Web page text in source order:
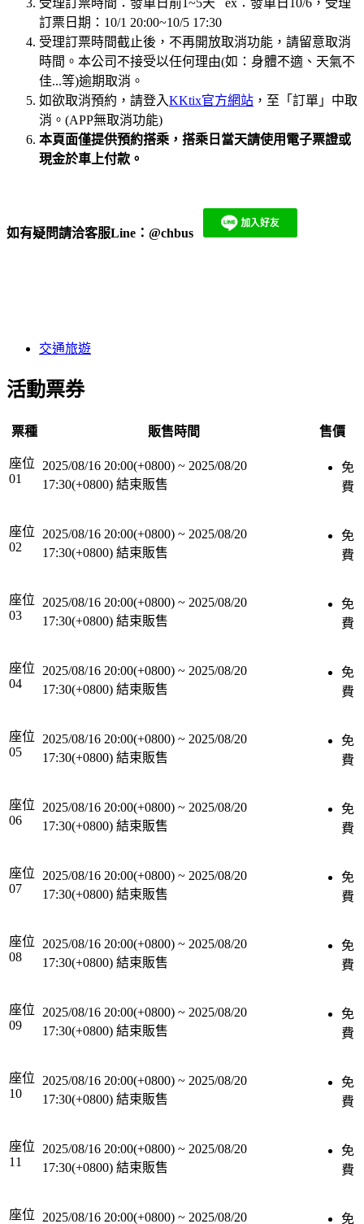
訂票日期：10/1 20:00~10/5 17:30
受理訂票時間截止後，不再開放取消功能，請留意取消
時間。本公司不接受以任何理由(如：身體不適、天氣不
佳...等)逾期取消。
如欲取消預約，請登入KKtix官方網站 ，至「訂單」中取
消。(APP無取消功能)
本頁面僅提供預約搭乘，搭乘日當天請使用電子票證或
現金於車上付款。
如有疑問請洽客服Line： @chbus
交通旅遊
活動票券
票種 販售時間 售價
座位
01
2025/08/16 20:00(+0800) ~ 2025/08/20
17:30(+0800) 結束販售
免
費
座位
02
2025/08/16 20:00(+0800) ~ 2025/08/20
17:30(+0800) 結束販售
免
費
座位
03
2025/08/16 20:00(+0800) ~ 2025/08/20
17:30(+0800) 結束販售
免
費
座位
04
2025/08/16 20:00(+0800) ~ 2025/08/20
17:30(+0800) 結束販售
免
費
座位
05
2025/08/16 20:00(+0800) ~ 2025/08/20
17:30(+0800) 結束販售
免
費
座位
06
2025/08/16 20:00(+0800) ~ 2025/08/20
17:30(+0800) 結束販售
免
費
座位
07
2025/08/16 20:00(+0800) ~ 2025/08/20
17:30(+0800) 結束販售
免
費
座位
08
2025/08/16 20:00(+0800) ~ 2025/08/20
17:30(+0800) 結束販售
免
費
座位
09
2025/08/16 20:00(+0800) ~ 2025/08/20
17:30(+0800) 結束販售
免
費
座位
10
2025/08/16 20:00(+0800) ~ 2025/08/20
17:30(+0800) 結束販售
免
費
座位
11
2025/08/16 20:00(+0800) ~ 2025/08/20
17:30(+0800) 結束販售
免
費
座位
2025/08/16 20:00(+0800) ~ 2025/08/20 免